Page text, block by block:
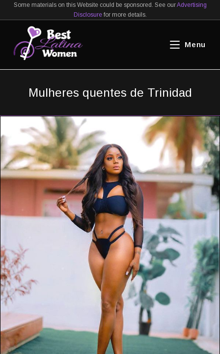
to
Some materials on this Website could be sponsored. See ourAdvertising
Disclosurefor more details.
Menu
Mulheres quentes de Trinidad
Melhor Site Para Conhecer
Noivas Latinas
Visitar Site